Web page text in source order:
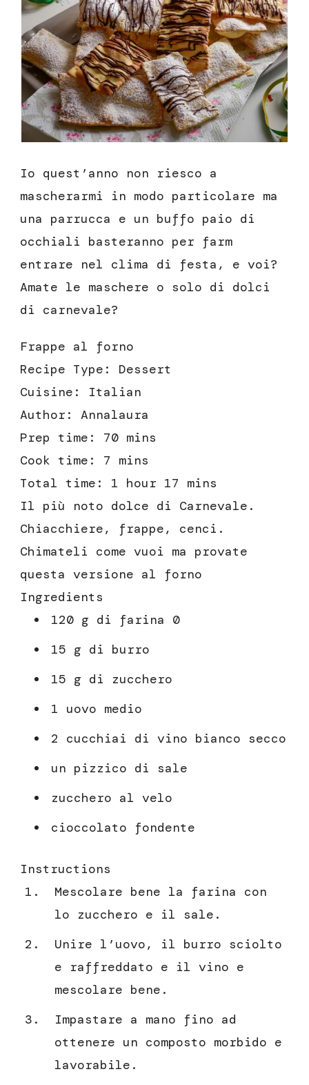
Io quest’anno non riesco a
mascherarmi in modo particolare ma
una parrucca e un buffo paio di
occhiali basteranno per farm
entrare nel clima di festa, e voi?
Amate le maschere o solo di dolci
di carnevale?
Frappe al forno
Recipe Type : Dessert
Cuisine: Italian
Author: Annalaura
Prep time: 70 mins
Cook time: 7 mins
Total time: 1 hour 17 mins
Il più noto dolce di Carnevale.
Chiacchiere, frappe, cenci.
Chimateli come vuoi ma provate
questa versione al forno
Ingredients
120 g di farina 0
15 g di burro
15 g di zucchero
1 uovo medio
2 cucchiai di vino bianco secco
un pizzico di sale
zucchero al velo
cioccolato fondente
Instructions
Mescolare bene la farina con
lo zucchero e il sale.
Unire l’uovo, il burro sciolto
e raffreddato e il vino e
mescolare bene.
Impastare a mano fino ad
ottenere un composto morbido e
lavorabile.